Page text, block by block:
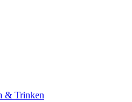
& Trinken